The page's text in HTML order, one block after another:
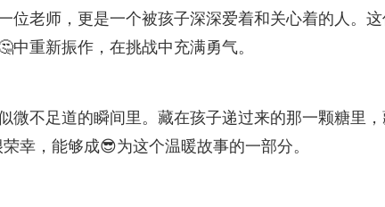
位老师，更是一个被孩子深深爱着和关心着的人。
重新振作，在挑战中充满勇气。
微不足道的瞬间里。藏在孩子递过来的那一颗糖里，
幸，能够成😎为这个温暖故事的一部分。